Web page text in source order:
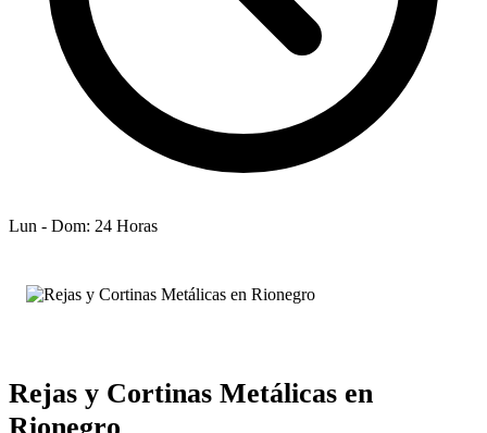
Lun - Dom: 24 Horas
Rejas y Cortinas Metálicas en